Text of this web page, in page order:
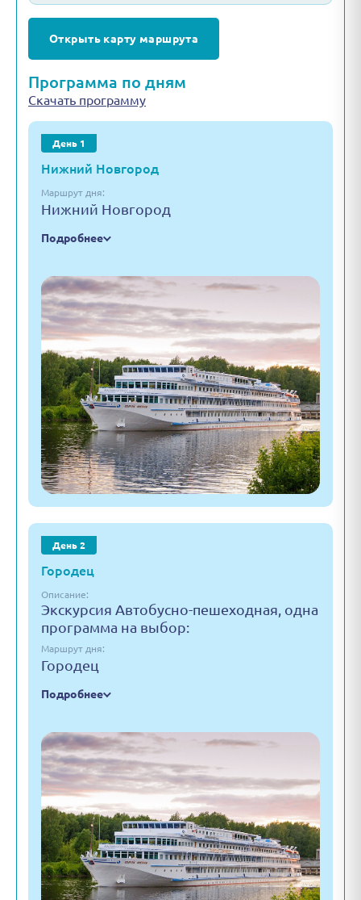
Открыть карту маршрута
Программа по дням
Скачать программу
День 1
Нижний Новгород
Маршрут дня:
Нижний Новгород
Подробнее
День 2
Городец
Описание:
Экскурсия Автобусно-пешеходная, одна
программа на выбор:
Маршрут дня:
Городец
Подробнее